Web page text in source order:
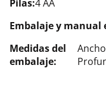
Pilas:4 AA
Embalaje y manual
Medidas del
embalaje: